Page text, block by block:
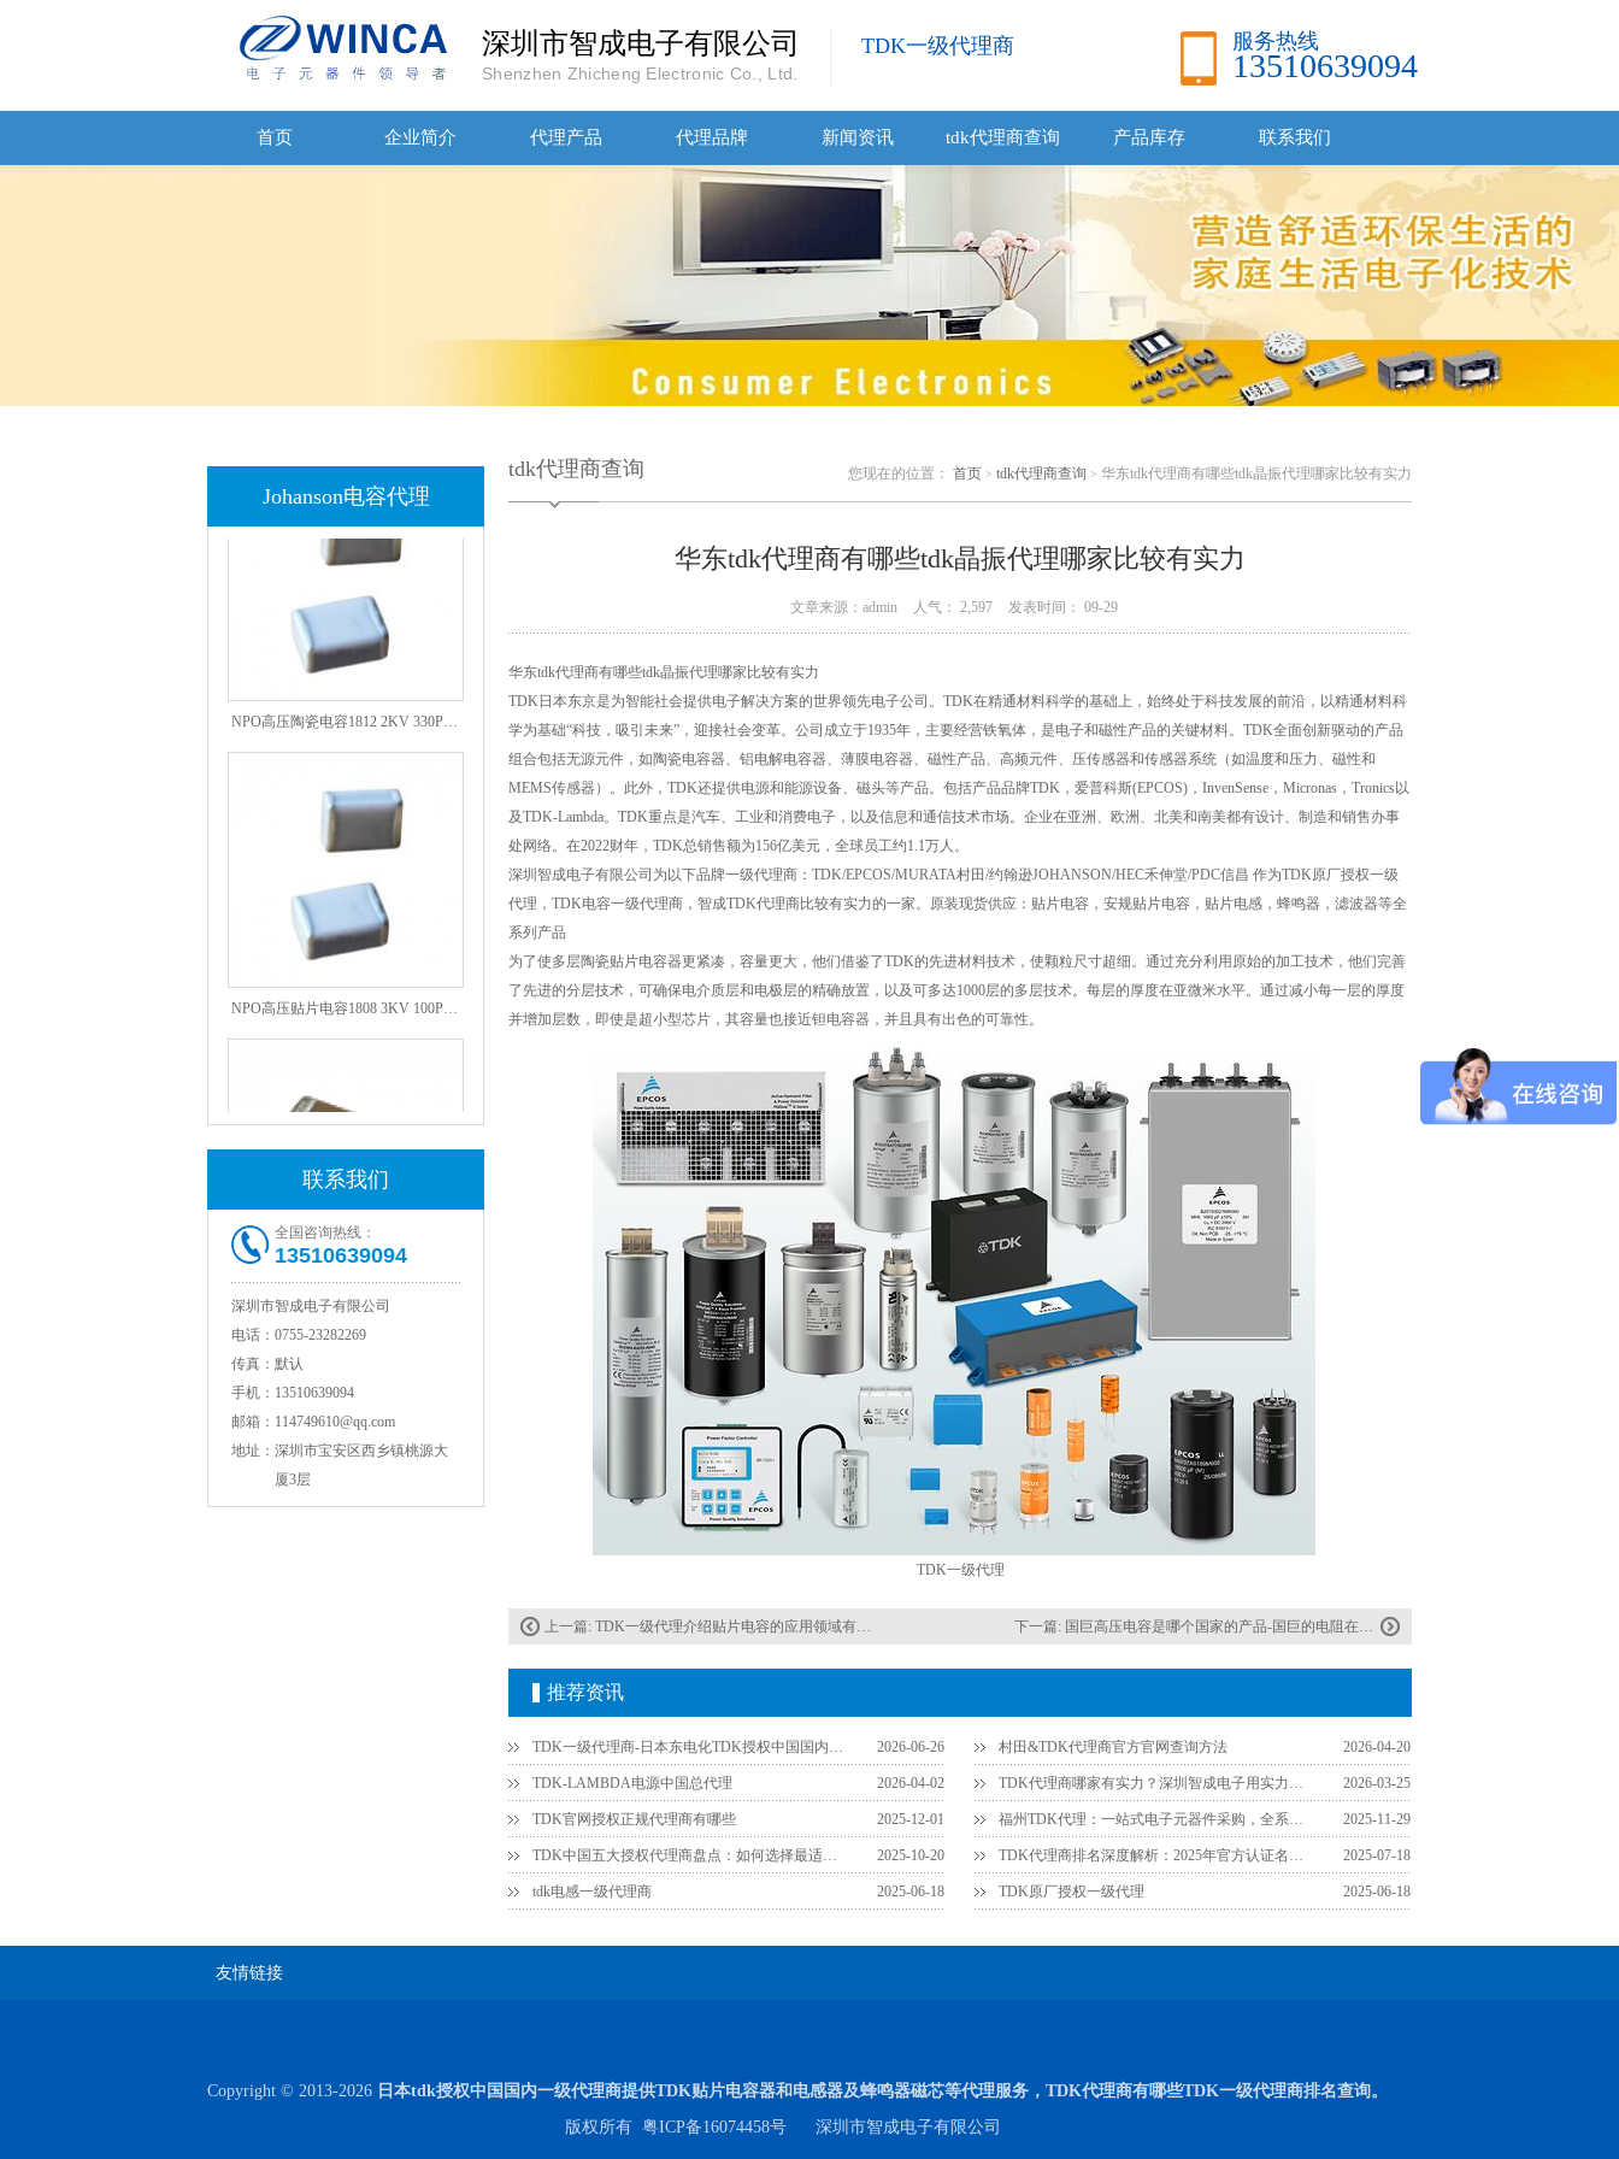
深圳市智成电子有限公司
Shenzhen Zhicheng Electronic Co., Ltd.
TDK一级代理商 服务热线
13510639094
首页 企业简介 代理产品 代理品牌 新闻资讯 tdk代理商查询 产品库存 联系我们
Johanson电容代理
JOHANOSN高压贴片电容1206/NPO/1000V/220PF/J档封装
NPO高压陶瓷电容1812 2KV 330PF 5%精度
NPO高压贴片电容1808 3KV 100PF J
联系我们
全国咨询热线：
13510639094
深圳市智成电子有限公司
电话： 0755-23282269
传真： 默认
手机： 13510639094
邮箱： 114749610@qq.com
地址： 深圳市宝安区西乡镇桃源大
厦3层
tdk代理商查询 您现在的位置： 首页 > tdk代理商查询 > 华东tdk代理商有哪些tdk晶振代理哪家比较有实力
华东tdk代理商有哪些tdk晶振代理哪家比较有实力
文章来源：admin 人气： 2,597 发表时间： 09-29
华东tdk代理商有哪些tdk晶振代理哪家比较有实力
TDK日本东京是为智能社会提供电子解决方案的世界领先电子公司。TDK在精通材料科学的基础上，始终处于科技发展的前沿，以精通材料科
学为基础“科技，吸引未来”，迎接社会变革。公司成立于1935年，主要经营铁氧体，是电子和磁性产品的关键材料。TDK全面创新驱动的产品
组合包括无源元件，如陶瓷电容器、铝电解电容器、薄膜电容器、磁性产品、高频元件、压传感器和传感器系统（如温度和压力、磁性和
MEMS传感器）。此外，TDK还提供电源和能源设备、磁头等产品。包括产品品牌TDK，爱普科斯(EPCOS)，InvenSense，Micronas，Tronics以
及TDK-Lambda。TDK重点是汽车、工业和消费电子，以及信息和通信技术市场。企业在亚洲、欧洲、北美和南美都有设计、制造和销售办事
处网络。在2022财年，TDK总销售额为156亿美元，全球员工约1.1万人。
深圳智成电子有限公司为以下品牌一级代理商：TDK/EPCOS/MURATA村田/约翰逊JOHANSON/HEC禾伸堂/PDC信昌 作为TDK原厂授权一级
代理，TDK电容一级代理商，智成TDK代理商比较有实力的一家。原装现货供应：贴片电容，安规贴片电容，贴片电感，蜂鸣器，滤波器等全
系列产品
为了使多层陶瓷贴片电容器更紧凑，容量更大，他们借鉴了TDK的先进材料技术，使颗粒尺寸超细。通过充分利用原始的加工技术，他们完善
了先进的分层技术，可确保电介质层和电极层的精确放置，以及可多达1000层的多层技术。每层的厚度在亚微米水平。通过减小每一层的厚度
并增加层数，即使是超小型芯片，其容量也接近钽电容器，并且具有出色的可靠性。
TDK一级代理
上一篇: TDK一级代理介绍贴片电容的应用领域有哪些 下一篇: 国巨高压电容是哪个国家的产品-国巨的电阻在哪里生产
推荐资讯
TDK一级代理商-日本东电化TDK授权中国国内一级代理商官网查询方法 2026-06-26 村田&TDK代理商官方官网查询方法 2026-04-20
TDK-LAMBDA电源中国总代理 2026-04-02 TDK代理商哪家有实力？深圳智成电子用实力诠释靠谱合作伙伴 2026-03-25
TDK官网授权正规代理商有哪些 2025-12-01 福州TDK代理：一站式电子元器件采购，全系列型号覆盖工厂需求 2025-11-29
TDK中国五大授权代理商盘点：如何选择最适合您的供应链伙伴？ 2025-10-20 TDK代理商排名深度解析：2025年官方认证名单与采购指南 2025-07-18
tdk电感一级代理商 2025-06-18 TDK原厂授权一级代理 2025-06-18
友情链接
Copyright © 2013-2026 日本tdk授权中国国内一级代理商提供TDK贴片电容器和电感器及蜂鸣器磁芯等代理服务，TDK代理商有哪些TDK一级代理商排名查询。
版权所有 粤ICP备16074458号 深圳市智成电子有限公司